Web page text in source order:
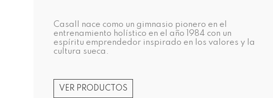
Casall nace como un gimnasio pionero en el
entrenamiento holístico en el año 1984 con un
espíritu emprendedor inspirado en los valores y la
cultura sueca.
VER PRODUCTOS